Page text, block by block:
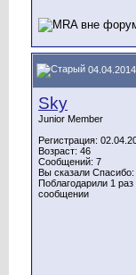
Sky
Junior Member
Регистрация:
Возраст: 46
Сообщений: 7
Вы сказали Спасибо:
Поблагодарили 1 раз
сообщении